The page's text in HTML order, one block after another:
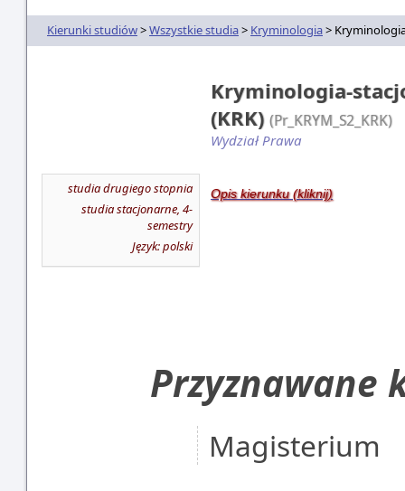
Kierunki studiów>Wszystkie studia> Kryminologia>
Kryminologia-
(KRK) (Pr_KRYM_S2_KRK)
Wydział Prawa
studia drugiego stopnia
studia stacjonarne, 4-
semestry
Język: polski
Opis kierunku (kliknij)
Przyznawane
Magisterium